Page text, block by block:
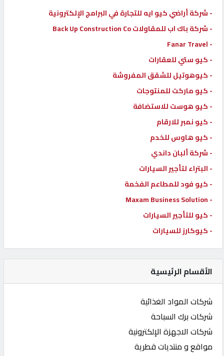
الدليل
القطري
POWERED
QHOST
- شركة أراضي كيو ايه للتجارة في البرامج الإلكترونية
- شركة باك اب للمقاولات Back Up Construction Co
- Fanar Travel
- كيو ستي للعقارات
- كيوهوتيل للشقق المفروشة
- كيو ماركت للمنتوجات
- كيو هوست للاستضافة
- كيو نمبر للارقام
- كيو هاوس للخدم
- شركة ألبان داندي
- البتراء لتأجير السيارات
- كيو فود للمطاعم الفخمة
- Maxam Business Solution
- كيو للتأجير السيارات
- كيوكارز للسيارات
الأقسام الرئيسية
شركات المواد الغذائية
شركات برك السباحة
شركات الاجهزة الإلكترونية
مواقع و منتديات قطرية